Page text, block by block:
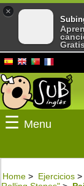
☰ Menu
Home > Ejercicios >
×